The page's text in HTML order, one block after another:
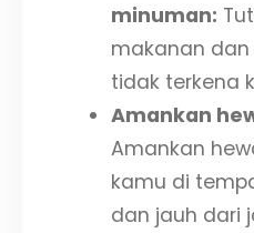
minuman:
makanan
tidak terkena
Amankan
Amankan
kamu di
dan jauh dari